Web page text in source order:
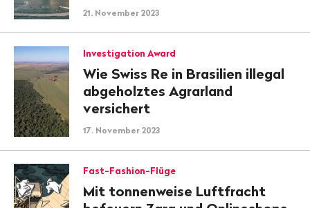
21. November 2023
Investigation Award
Wie Swiss Re in Brasilien illegal
abgeholztes Agrarland
versichert
17. November 2023
Fast-Fashion-Flüge
Mit tonnenweise Luftfracht